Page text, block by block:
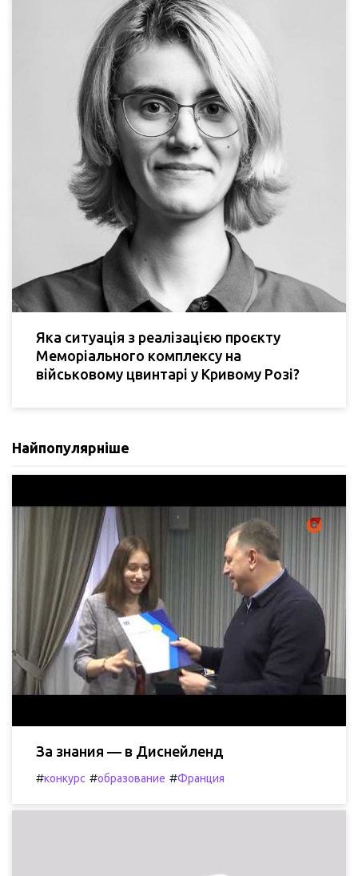
Яка ситуація з реалізацією проєкту
Меморіального комплексу на
військовому цвинтарі у Кривому Розі?
Найпопулярніше
За знания — в Диснейленд
#конкурс #образование #Франция